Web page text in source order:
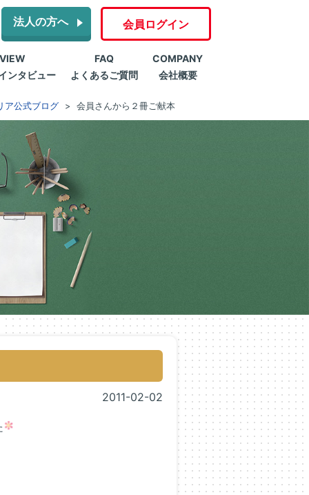
法人の方へ 会員ログイン
ンタビュー
FAQ
よくあるご質問
COMPANY
会社概要
ア公式ブログ 会員さんから２冊ご献本
2011-02-02